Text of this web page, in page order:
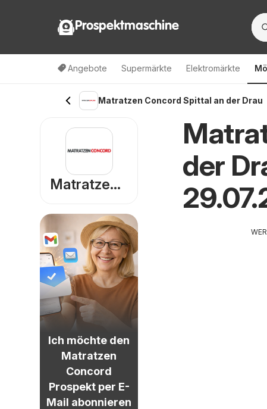
Prospektmaschine
Angebote Supermärkte Elektromärkte
Matratzen Concord Spittal an der Drau
der
Matratzen Concord
Ich möchte den
Matratzen
Concord
Prospekt per E-
Mail abonnieren